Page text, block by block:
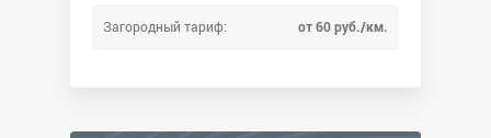
Загородный тариф: от 60 руб./км.